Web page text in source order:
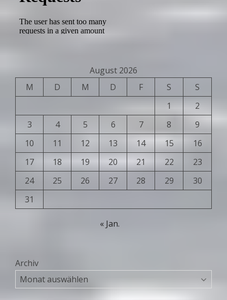
August 2026
M
D M D F S
S
1
2
3
4 5 6 7 8
9
10
11 12 13 14 15
16
17
18 19 20 21 22
23
24
25 26 27 28 29
30
31
« Jan.
Archiv